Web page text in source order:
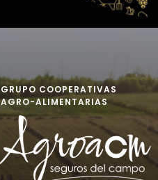
GRUPO COOPERATIVAS
AGRO-ALIMENTARIAS